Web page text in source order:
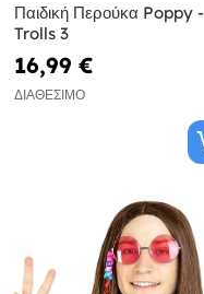
Παιδική Περούκα Poppy -
Trolls 3
16,99 €
ΔΙΑΘΈΣΙΜΟ